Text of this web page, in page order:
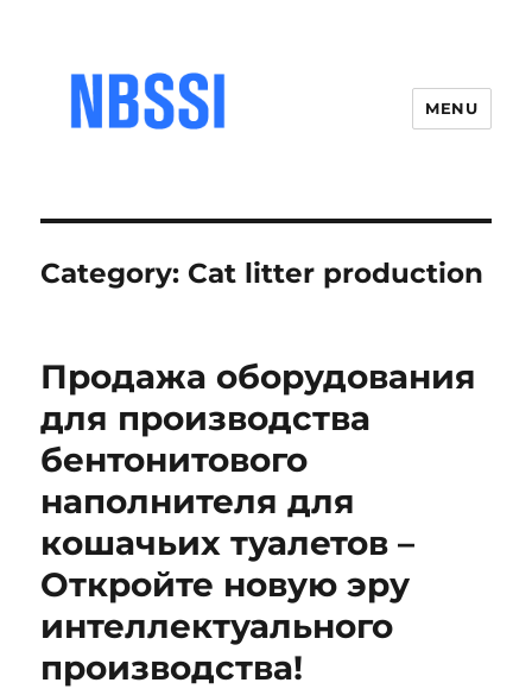
MENU
Category: Cat litter production
Продажа оборудования
для производства
бентонитового
наполнителя для
кошачьих туалетов –
Откройте новую эру
интеллектуального
производства!